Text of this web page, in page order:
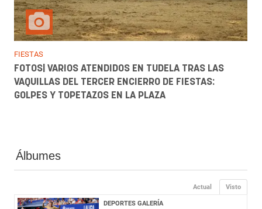
FIESTAS
FOTOS| VARIOS ATENDIDOS EN TUDELA TRAS LAS
VAQUILLAS DEL TERCER ENCIERRO DE FIESTAS:
GOLPES Y TOPETAZOS EN LA PLAZA
Álbumes
Visto
Actual
DEPORTES GALERÍA